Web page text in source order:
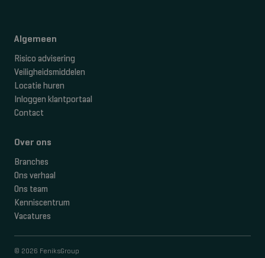
Algemeen
Risico advisering
Veiligheidsmiddelen
Locatie huren
Inloggen klantportaal
Contact
Over ons
Branches
Ons verhaal
Ons team
Kenniscentrum
Vacatures
© 2026 FeniksGroup